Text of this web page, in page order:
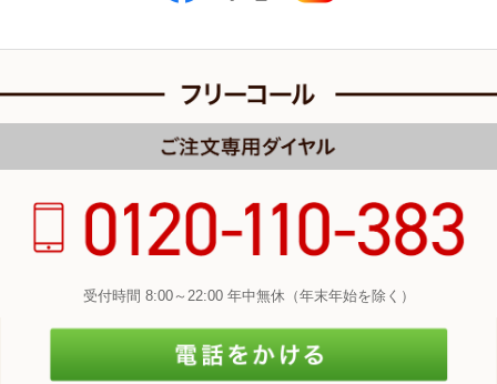
受付時間 8:00～22:00 年中無休（年末年始を除く）